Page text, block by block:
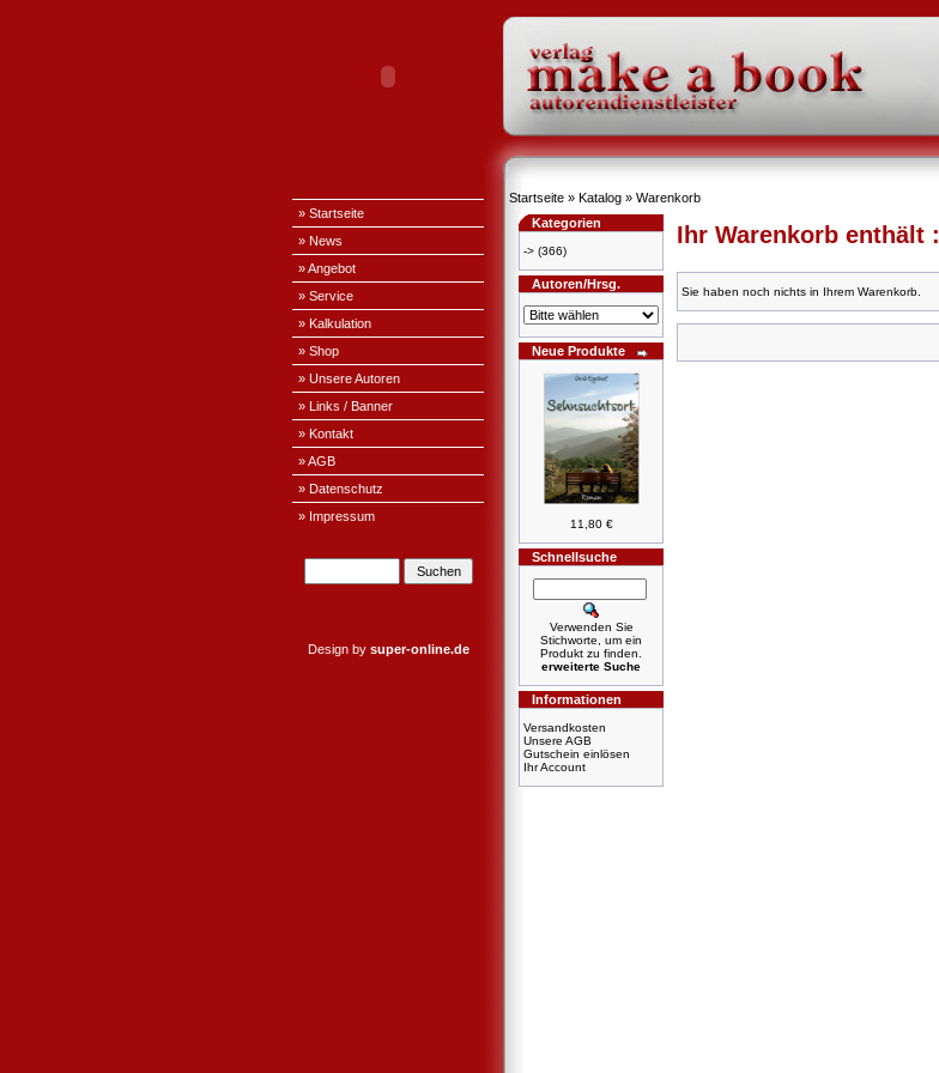
» Startseite
» News
» Angebot
» Service
» Kalkulation
» Shop
» Unsere Autoren
» Links / Banner
» Kontakt
» AGB
» Datenschutz
» Impressum
Design by super-online.de
Startseite » Katalog » Warenkorb
Kategorien
-> (366)
Autoren/Hrsg.
Neue Produkte
11,80 €
Schnellsuche
Verwenden Sie
Stichworte, um ein
Produkt zu finden.
erweiterte Suche
Informationen
Versandkosten
Unsere AGB
Gutschein einlösen
Ihr Account
Ihr Warenkorb enthält :
Sie haben noch nichts in Ihrem Warenkorb.